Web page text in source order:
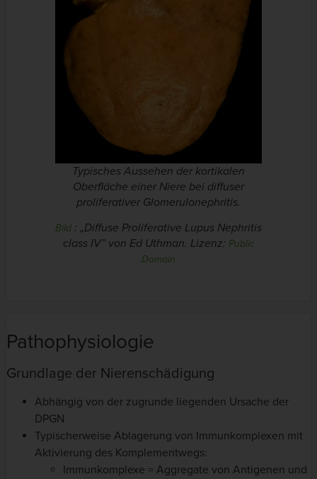
Typisches Aussehen der kortikalen
Oberfläche einer Niere bei diffuser
proliferativer Glomerulonephritis.
Bild : „Diffuse Proliferative Lupus Nephritis
class IV” von Ed Uthman. Lizenz: Public
Domain
Pathophysiologie
Grundlage der Nierenschädigung
Abhängig von der zugrunde liegenden Ursache der
DPGN
Typischerweise Ablagerung von Immunkomplexen mit
Aktivierung des Komplementwegs:
Immunkomplexe = Aggregate von Antigenen und